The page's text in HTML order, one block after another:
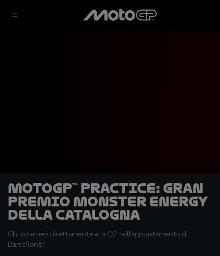
MotoGP™ Practice: Gran
Premio Monster Energy
della Catalogna
Chi accederà direttamente alla Q2 nell'appuntamento di
Barcellona?